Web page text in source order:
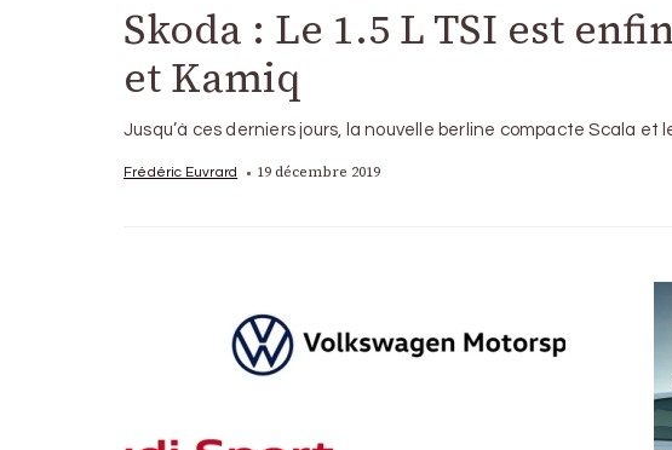
Skoda : Le 1.5 L TSI est
et Kamiq
Jusqu’à ces derniers jours, la nouvelle berline compacte Scala et
Frédéric Euvrard 19 décembre 2019